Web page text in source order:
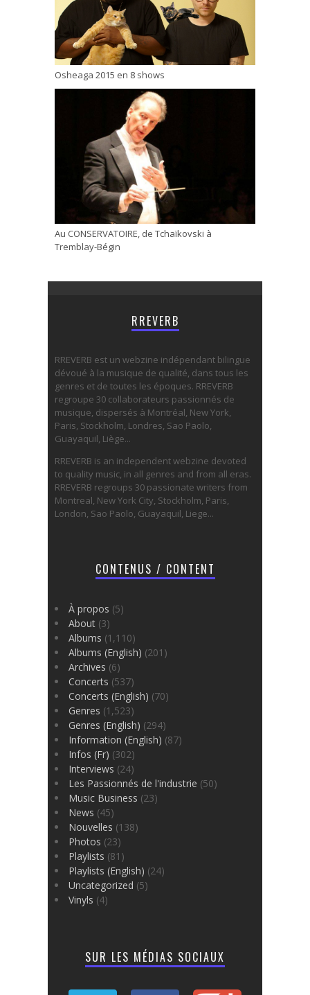
Osheaga 2015 en 8 shows
Au CONSERVATOIRE, de Tchaïkovski à
Tremblay-Bégin
RREVERB
RREVERB est un webzine indépendant bilingue
dévoué à la musique de qualité, dans tous les
genres et de toutes les époques. RREVERB
regroupe 30 collaborateurs passionnés de
musique, dispersés à Montréal, New York,
Paris, Stockholm, Londres, Sao Paolo,
Guayaquil, Liège...
RREVERB is an independent webzine devoted
to quality music, in all genres and from all eras.
RREVERB regroups 30 passionate writers from
Montreal, New York City, Stockholm, Paris,
London, Sao Paolo, Guayaquil, Liege...
CONTENUS / CONTENT
À propos (5)
About (3)
Albums (1,110)
Albums (English) (201)
Archives (6)
Concerts (537)
Concerts (English) (70)
Genres (1,523)
Genres (English) (294)
Information (English) (87)
Infos (Fr) (302)
Interviews (24)
Les Passionnés de l'industrie (50)
Music Business (23)
News (45)
Nouvelles (138)
Photos (23)
Playlists (81)
Playlists (English) (24)
Uncategorized (5)
Vinyls (4)
SUR LES MÉDIAS SOCIAUX